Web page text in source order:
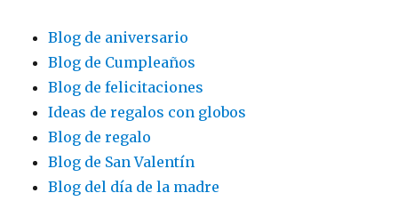
Blog de aniversario
Blog de Cumpleaños
Blog de felicitaciones
Ideas de regalos con globos
Blog de regalo
Blog de San Valentín
Blog del día de la madre